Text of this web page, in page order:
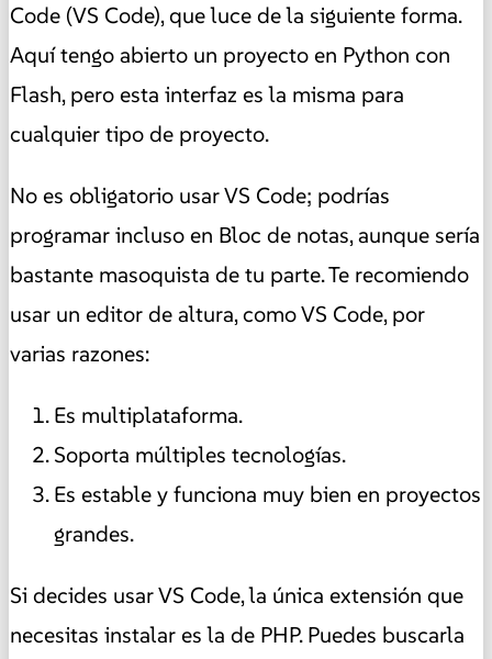
Code (VS Code), que luce de la siguiente forma.
Aquí tengo abierto un proyecto en Python con
Flash, pero esta interfaz es la misma para
cualquier tipo de proyecto.
No es obligatorio usar VS Code; podrías
programar incluso en Bloc de notas, aunque sería
bastante masoquista de tu parte. Te recomiendo
usar un editor de altura, como VS Code, por
varias razones:
Es multiplataforma.
Soporta múltiples tecnologías.
Es estable y funciona muy bien en proyectos
grandes.
Si decides usar VS Code, la única extensión que
necesitas instalar es la de PHP. Puedes buscarla